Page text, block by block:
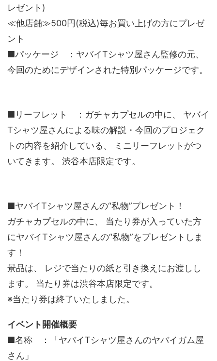
レゼント)
≪他店舗≫500円(税込)毎お買い上げの方にプレゼ
ント
■パッケージ ：ヤバイTシャツ屋さん監修の元、
今回のためにデザインされた特別パッケージです。
■リーフレット ：ガチャカプセルの中に、 ヤバイ
Tシャツ屋さんによる味の解説・今回のプロジェク
トの内容を紹介している、 ミニリーフレットがつ
いてきます。 渋谷本店限定です。
■ヤバイTシャツ屋さんの“私物”プレゼント！
ガチャカプセルの中に、 当たり券が入っていた方
にヤバイTシャツ屋さんの“私物”をプレゼントしま
す！
景品は、 レジで当たりの紙と引き換えにお渡しし
ます。 当たり券は渋谷本店限定です。
※当たり券は終了いたしました。
イベント開催概要
■名称 ：「ヤバイTシャツ屋さんのヤバイガム屋
さん」